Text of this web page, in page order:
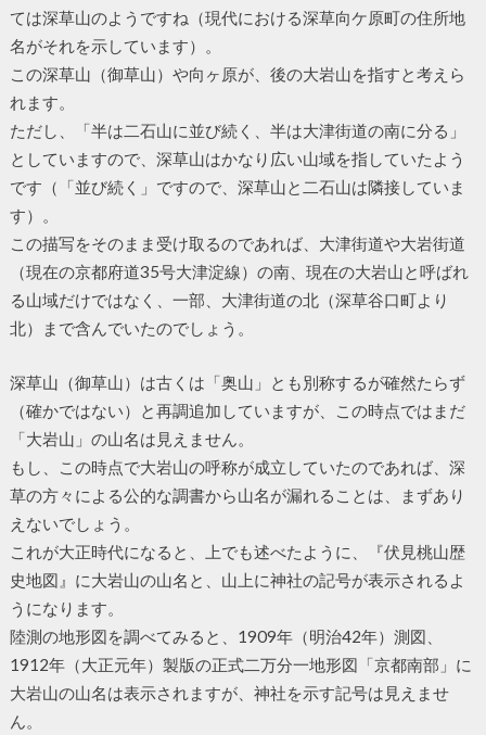
ては深草山のようですね（現代における深草向ケ原町の住所地
名がそれを示しています）。
この深草山（御草山）や向ヶ原が、後の大岩山を指すと考えら
れます。
ただし、「半は二石山に並び続く、半は大津街道の南に分る」
としていますので、深草山はかなり広い山域を指していたよう
です（「並び続く」ですので、深草山と二石山は隣接していま
す）。
この描写をそのまま受け取るのであれば、大津街道や大岩街道
（現在の京都府道35号大津淀線）の南、現在の大岩山と呼ばれ
る山域だけではなく、一部、大津街道の北（深草谷口町より
北）まで含んでいたのでしょう。
深草山（御草山）は古くは「奥山」とも別称するが確然たらず
（確かではない）と再調追加していますが、この時点ではまだ
「大岩山」の山名は見えません。
もし、この時点で大岩山の呼称が成立していたのであれば、深
草の方々による公的な調書から山名が漏れることは、まずあり
えないでしょう。
これが大正時代になると、上でも述べたように、『伏見桃山歴
史地図』に大岩山の山名と、山上に神社の記号が表示されるよ
うになります。
陸測の地形図を調べてみると、1909年（明治42年）測図、
1912年（大正元年）製版の正式二万分一地形図「京都南部」に
大岩山の山名は表示されますが、神社を示す記号は見えませ
ん。